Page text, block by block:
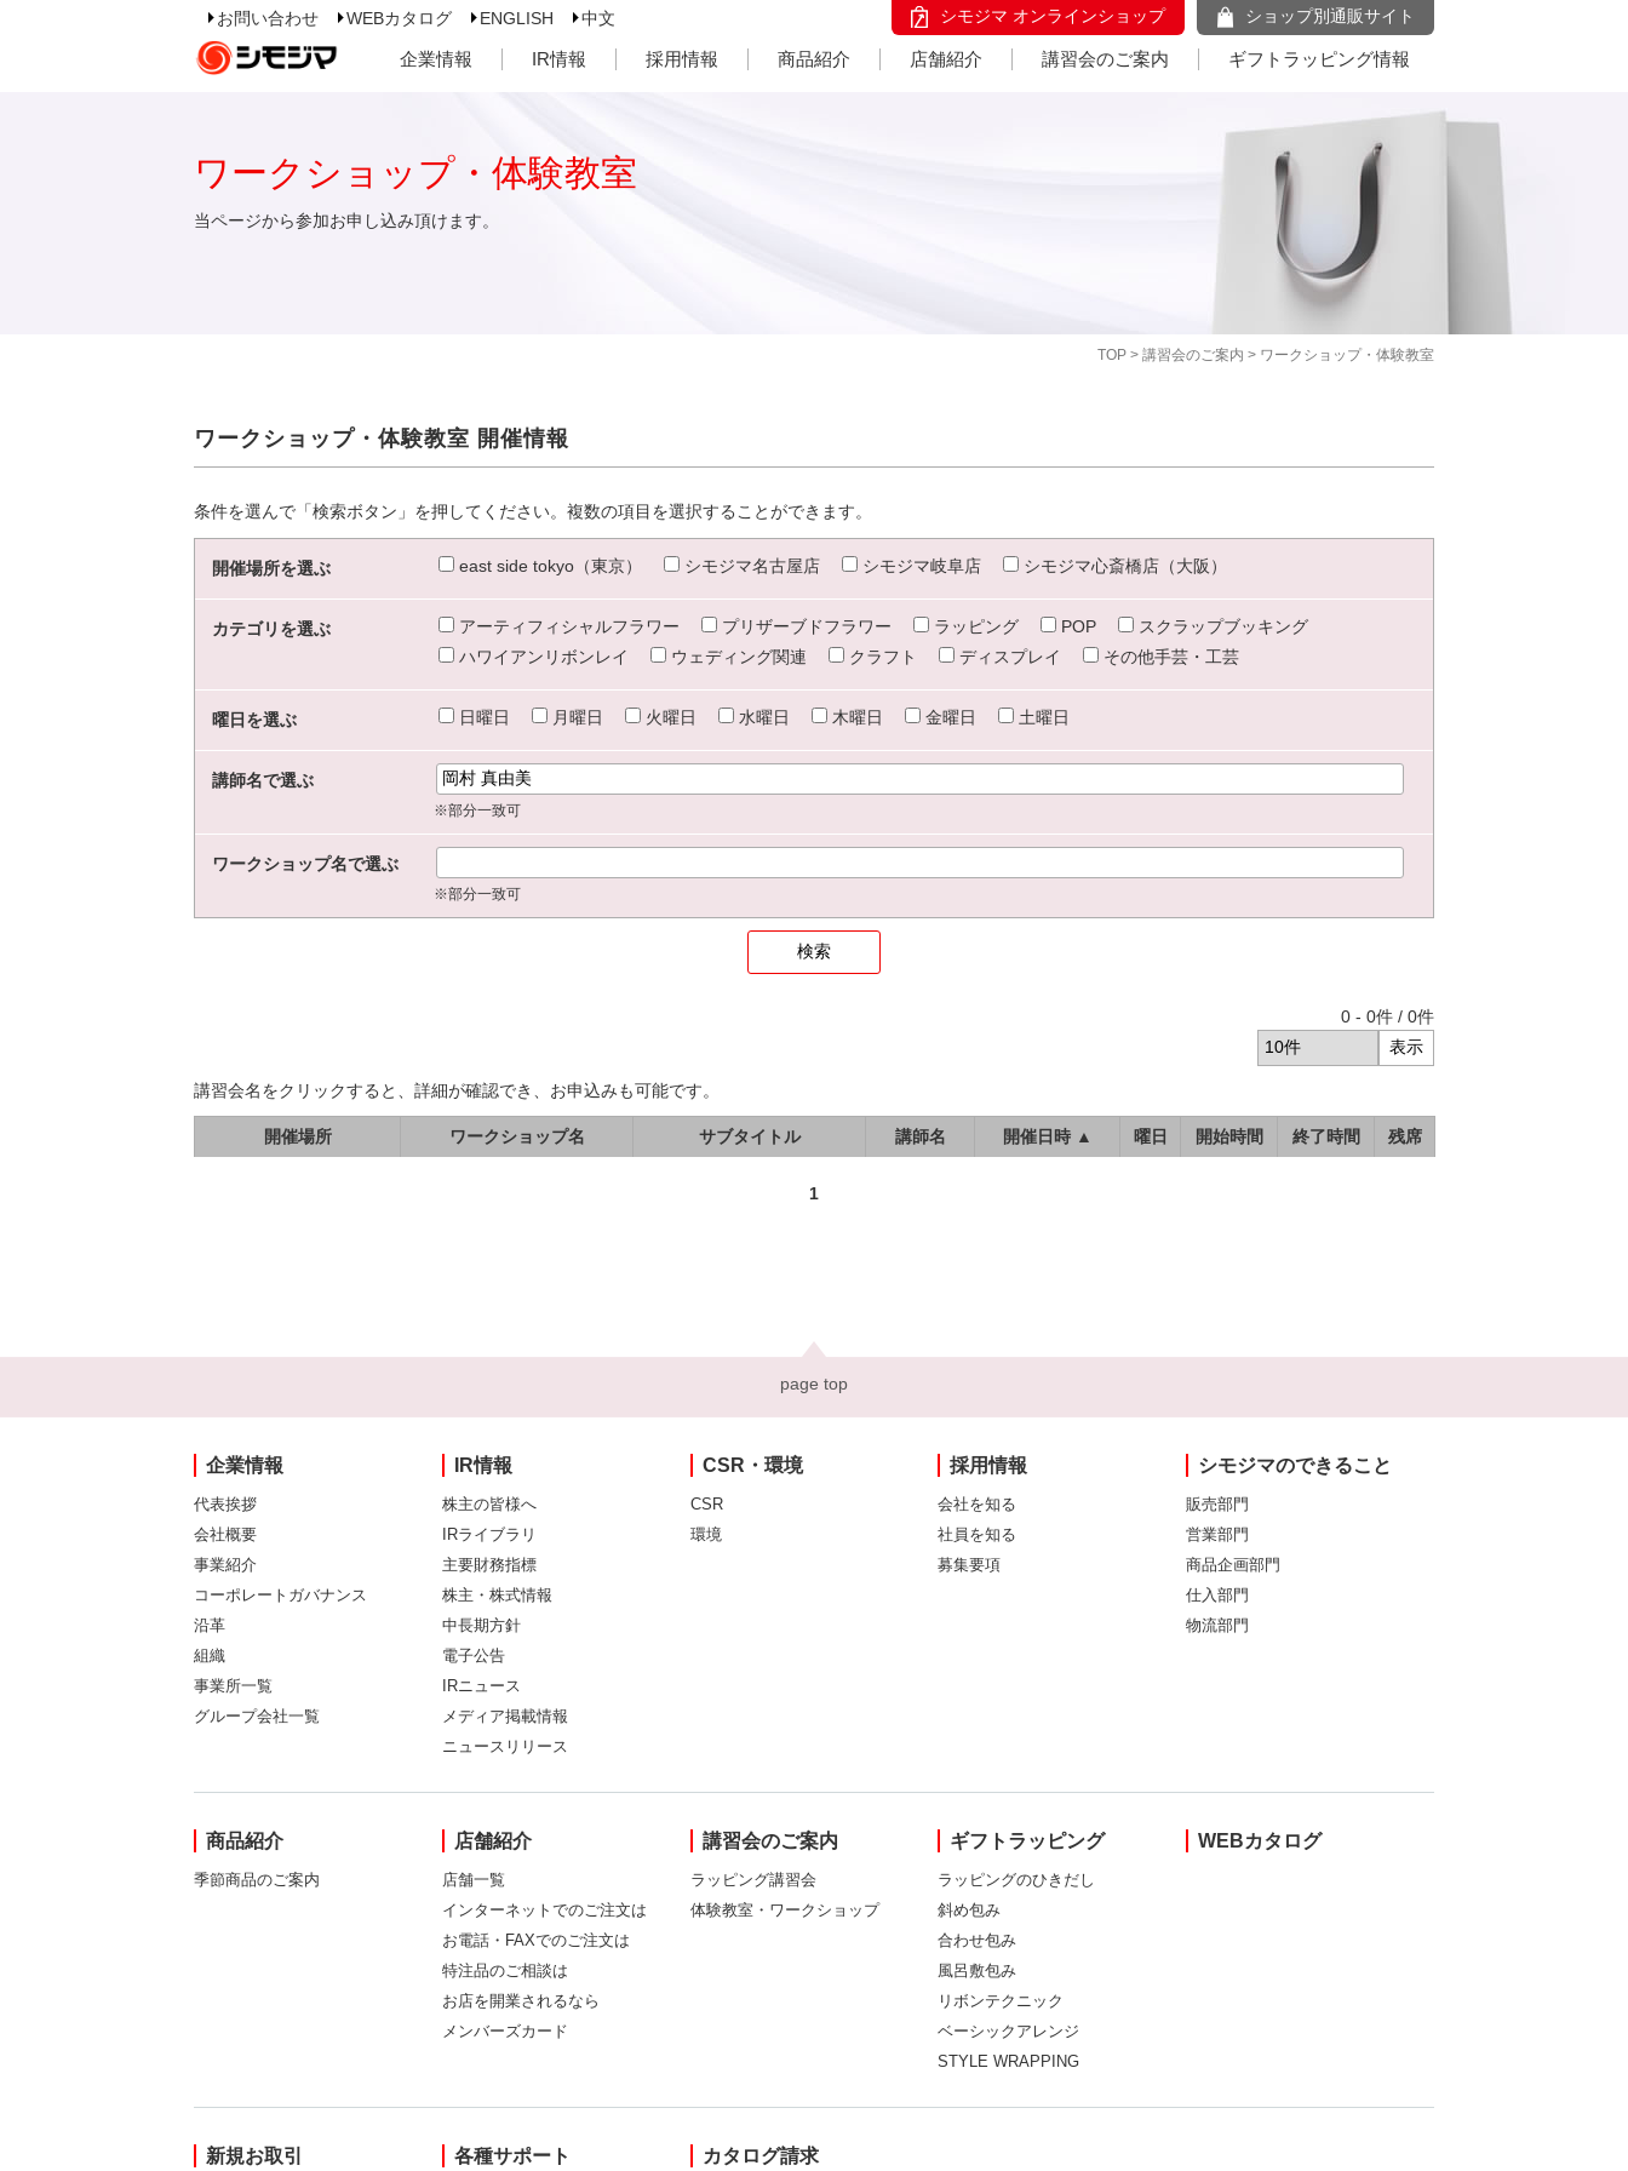
お問い合わせ WEBカタログ ENGLISH 中文 シモジマ オンラインショップ ショップ別通販サイト
企業情報 IR情報 採用情報 商品紹介 店舗紹介 講習会のご案内 ギフトラッピング情報
TOP > 講習会のご案内 > ワークショップ・体験教室
ワークショップ・体験教室
当ページから参加お申し込み頂けます。
ワークショップ・体験教室 開催情報
条件を選んで「検索ボタン」を押してください。複数の項目を選択することができます。
開催場所を選ぶ east side tokyo（東京） シモジマ名古屋店 シモジマ岐阜店 シモジマ心斎橋店（大阪）
カテゴリを選ぶ アーティフィシャルフラワー プリザーブドフラワー ラッピング POP
スクラップブッキング
ハワイアンリボンレイ
ウェディング関連 クラフト ディスプレイ その他手芸・工芸
曜日を選ぶ 日曜日 月曜日 火曜日 水曜日 木曜日 金曜日 土曜日
講師名で選ぶ
※部分一致可
ワークショップ名で選ぶ
※部分一致可
0 - 0件 / 0件
講習会名をクリックすると、詳細が確認でき、お申込みも可能です。
開催場所 ワークショップ名 サブタイトル 講師名 開催日時 ▲ 曜日 開始時間 終了時間 残席
1
page top
企業情報
代表挨拶
会社概要
事業紹介
コーポレートガバナンス
沿革
組織
事業所一覧
グループ会社一覧
IR情報
株主の皆様へ
IRライブラリ
主要財務指標
株主・株式情報
中長期方針
電子公告
IRニュース
メディア掲載情報
ニュースリリース
CSR・環境
CSR
環境
採用情報
会社を知る
社員を知る
募集要項
シモジマのできること
販売部門
営業部門
商品企画部門
仕入部門
物流部門
商品紹介
季節商品のご案内
店舗紹介
店舗一覧
インターネットでのご注文は
お電話・FAXでのご注文は
特注品のご相談は
お店を開業されるなら
メンバーズカード
講習会のご案内
ラッピング講習会
体験教室・ワークショップ
ギフトラッピング
ラッピングのひきだし
斜め包み
合わせ包み
風呂敷包み
リボンテクニック
ベーシックアレンジ
STYLE WRAPPING
WEBカタログ
新規お取引 各種サポート カタログ請求